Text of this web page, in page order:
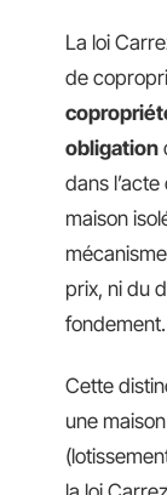
La loi
de
obligation
dans l’acte
maison
prix, ni du
fondement.
Cette
une